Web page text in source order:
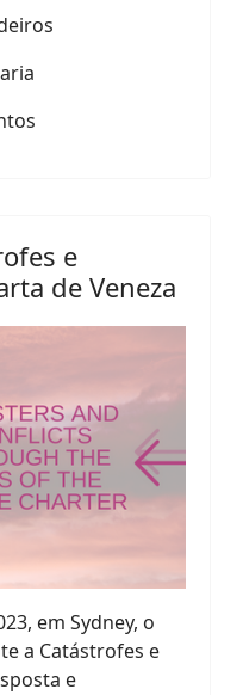
e
de Veneza
em Sydney, o
a Catástrofes e
e